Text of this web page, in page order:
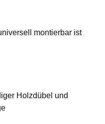
montierbar ist
Holzdübel und